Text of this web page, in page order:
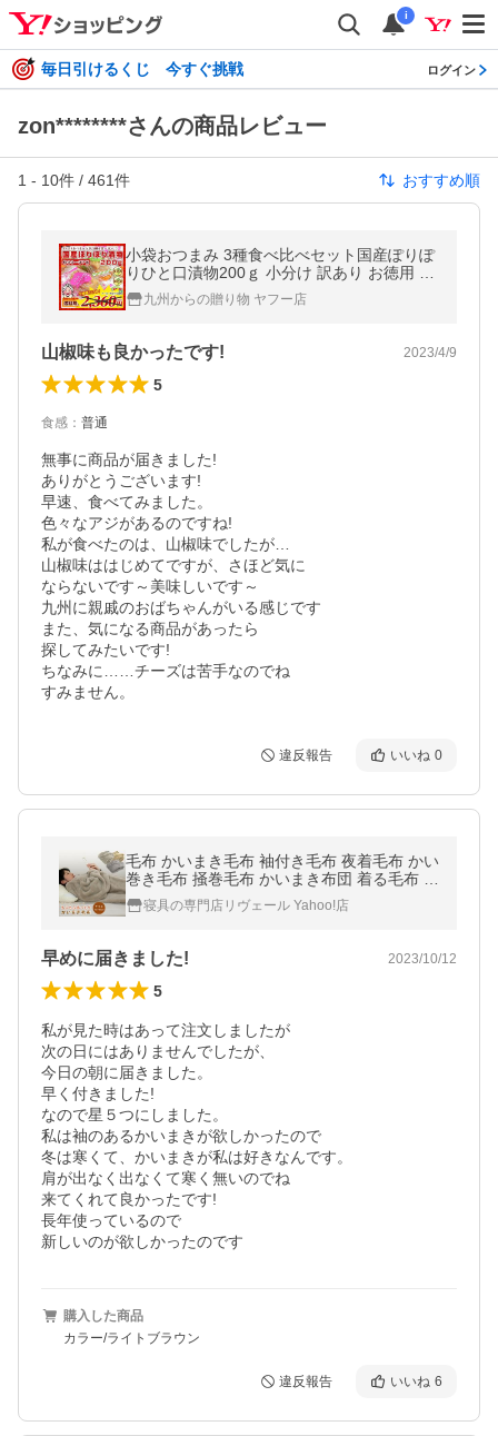
i
毎日引けるくじ 今すぐ挑戦 ログイン
zon********さんの商品レビュー
1 - 10件 / 461件 おすすめ順
小袋おつまみ 3種食べ比べセット国産ぽりぽ
りひと口漬物200ｇ 小分け 訳あり お徳用 止
まらない お酒 個包装 大根 送料無料 ポイン
ト利用 爆買 ポイント消化
九州からの贈り物 ヤフー店
山椒味も良かったです! 2023/4/9
5
食感 ： 普通
無事に商品が届きました!
ありがとうございます!
早速、食べてみました。
色々なアジがあるのですね!
私が食べたのは、山椒味でしたが…
山椒味ははじめてですが、さほど気に
ならないです～美味しいです～
九州に親戚のおばちゃんがいる感じです
また、気になる商品があったら
探してみたいです!
ちなみに……チーズは苦手なのでね
すみません。
違反報告 いいね 0
毛布 かいまき毛布 袖付き毛布 夜着毛布 かい
巻き毛布 掻巻毛布 かいまき布団 着る毛布 夜
着布団 毛布かいまき ふわふわ マイクロフリ
ース寝具の専門店リヴェール Yahoo!店
早めに届きました! 2023/10/12
5
私が見た時はあって注文しましたが
次の日にはありませんでしたが、
今日の朝に届きました。
早く付きました!
なので星５つにしました。
私は袖のあるかいまきが欲しかったので
冬は寒くて、かいまきが私は好きなんです。
肩が出なく出なくて寒く無いのでね
来てくれて良かったです!
長年使っているので
新しいのが欲しかったのです
購入した商品
カラー/ライトブラウン
違反報告 いいね 6